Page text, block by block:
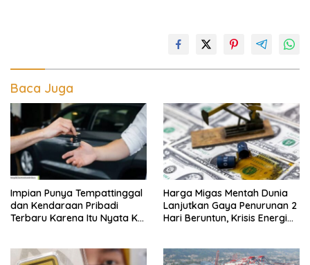
Baca Juga
Impian Punya Tempattinggal
dan Kendaraan Pribadi
Terbaru Karena Itu Nyata Ke
Harga Migas Mentah Dunia
Lanjutkan Gaya Penurunan 2
Hari Beruntun, Krisis Energi